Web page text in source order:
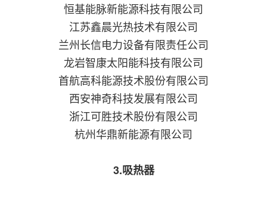
恒基能脉新能源科技有限公司
江苏鑫晨光热技术有限公司
兰州长信电力设备有限责任公司
龙岩智康太阳能科技有限公司
首航高科能源技术股份有限公司
西安神奇科技发展有限公司
浙江可胜技术股份有限公司
杭州华鼎新能源有限公司
3.吸热器